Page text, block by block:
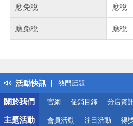
應免稅
應稅
應免稅
應稅
活動快訊
得獎公告
熱門話題
銀行優惠
偏遠地區配送
詐騙網頁！請小心！
關於我們
官網 促銷目錄 分店資
主題活動 會員活動 注目活動 得